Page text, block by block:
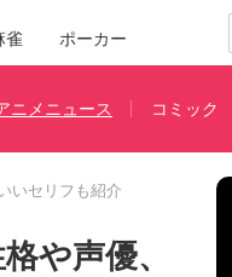
雀 ポーカー
ニメニュース コミック
いセリフも紹介
や声優、